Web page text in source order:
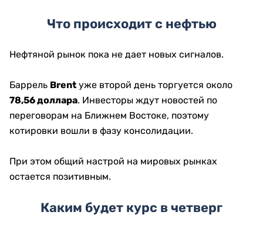
Что происходит с нефтью
Нефтяной рынок пока не дает новых сигналов.
Баррель Brent уже второй день торгуется около
78,56 доллара. Инвесторы ждут новостей по
переговорам на Ближнем Востоке, поэтому
котировки вошли в фазу консолидации.
При этом общий настрой на мировых рынках
остается позитивным.
Каким будет курс в четверг